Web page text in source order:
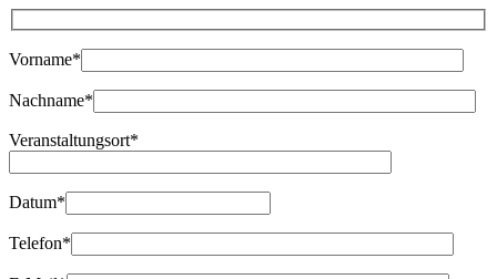
Bitte lasse dieses Feld leer.
Vorname*
Nachname*
Veranstaltungsort*
Datum*
Telefon*